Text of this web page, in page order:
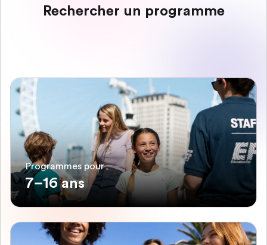
Rechercher un programme
Programmes pour
7–16 ans